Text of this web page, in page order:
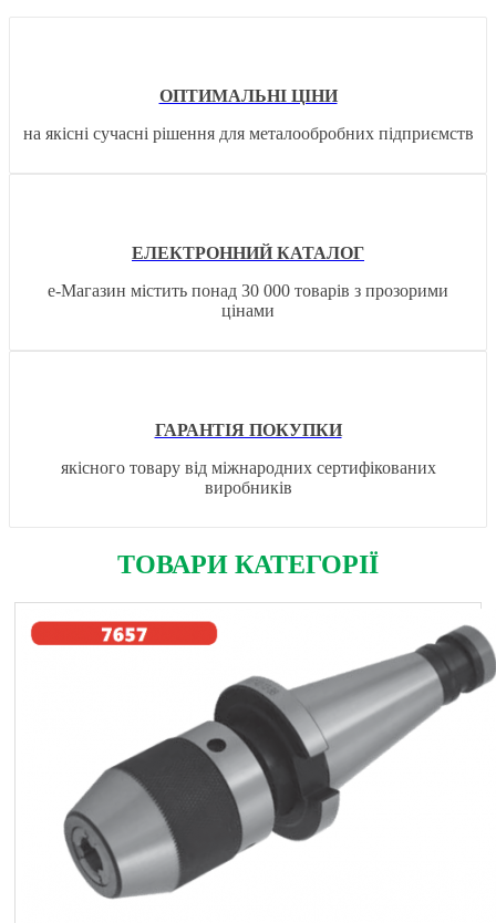
ОПТИМАЛЬНІ ЦІНИ
на якісні сучасні рішення для металообробних підприємств
ЕЛЕКТРОННИЙ КАТАЛОГ
е-Магазин містить понад 30 000 товарів з прозорими
цінами
ГАРАНТІЯ ПОКУПКИ
якісного товару від міжнародних сертифікованих
виробників
ТОВАРИ КАТЕГОРІЇ